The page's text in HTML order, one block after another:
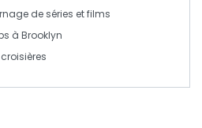
de séries et films
à Brooklyn
croisières